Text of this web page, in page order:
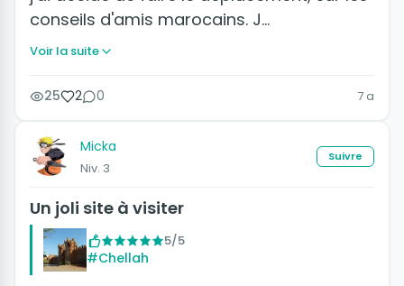
conseils d'amis marocains. J…
Voir la suite
25 2 0 7 a
Micka
Niv. 3
Suivre
Un joli site à visiter
5/5
#Chellah